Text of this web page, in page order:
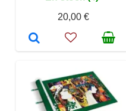
20,00 €